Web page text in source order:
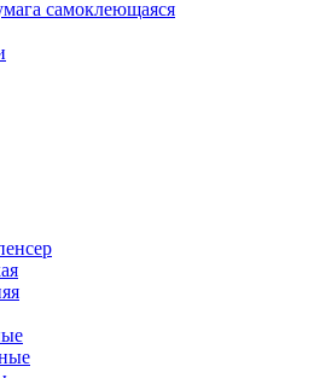
самоклеющаяся